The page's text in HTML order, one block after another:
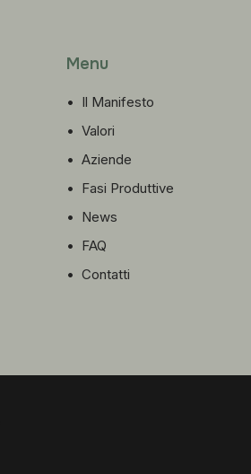
Menu
• Il Manifesto
• Valori
• Aziende
• Fasi Produttive
• News
• FAQ
• Contatti